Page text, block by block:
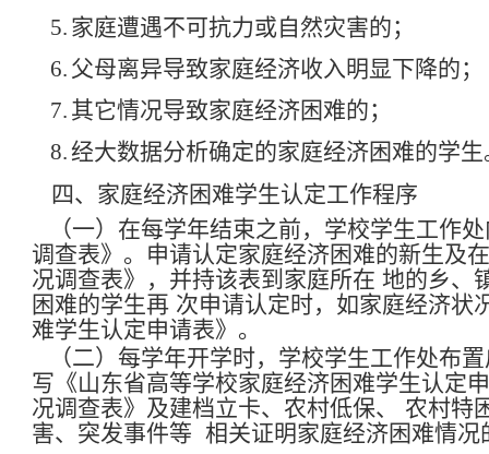
5. 家庭遭遇不可抗力或自然灾害的；
6. 父母离异导致家庭经济收入明显下降的；
7. 其它情况导致家庭经济困难的；
8.经大数据分析确定的家庭经济困难的学生
四、家庭经济困难学生认定工作程序
（一）在每学年结束之前，学校学生工作
调查表》。申请认定家庭经济困难的新生及
况调查表》，并持该表到家庭所在 地的乡、
困难的学生再 次申请认定时，如家庭经济状
难学生认定申请表》。
（二）每学年开学时，学校学生工作处布
写《山东省高等学校家庭经济困难学生认定
况调查表》及建档立卡、农村低保、
农村特
害、突发事件等 相关证明家庭经济困难情况